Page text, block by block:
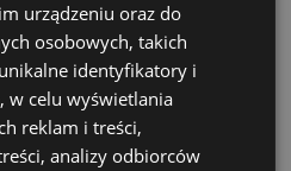
dziennego może się wahać w
granicach 50-100 kcal.
urządzeniu oraz do
osobowych, takich
identyfikatory i
w celu wyświetlania
reklam i treści,
analizy odbiorców